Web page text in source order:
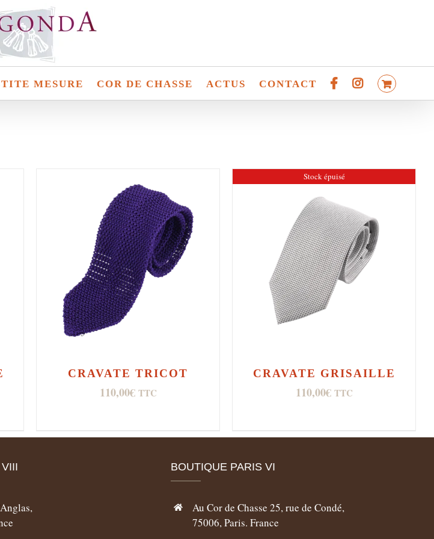
MESURE COR DE CHASSE ACTUS CONTACT
CRAVATE TRICOT
110,00€ TTC
Stock épuisé
CRAVATE GRISAILLE
110,00€ TTC
BOUTIQUE PARIS VI
Au Cor de Chasse 25, rue de Condé,
75006, Paris. France